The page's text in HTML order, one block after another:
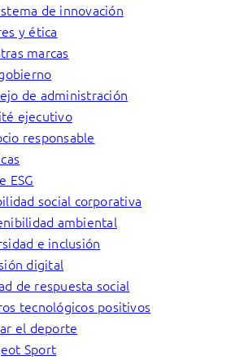
de innovación
y ética
marcas
de administración
ejecutivo
responsable
ESG
social corporativa
ambiental
e inclusión
digital
de respuesta social
tecnológicos positivos
el deporte
Sport